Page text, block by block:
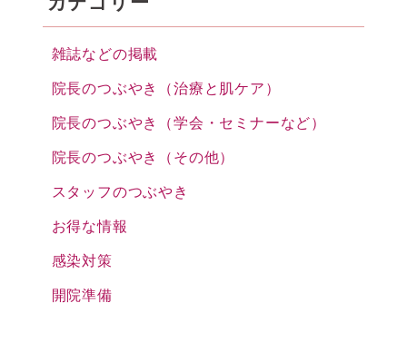
雑誌などの掲載
院長のつぶやき（治療と肌ケア）
院長のつぶやき（学会・セミナーなど）
院長のつぶやき（その他）
スタッフのつぶやき
お得な情報
感染対策
開院準備